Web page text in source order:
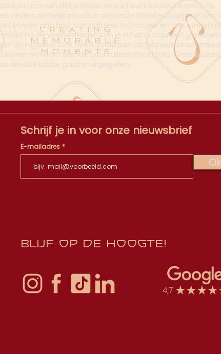
aan een dinnershow, maar heeft een leuke twist: de
vinden namelijk plaats in separate theaterzaaltjes in ons
komen aan bod, van cabaret tot muziek en van toneel tot
en/of na de voorstellingen kan je in het restaurant genieten
dining diner. Ook heeft Scala een uitgebreide
wijnen en verschillende cocktails en mocktails. Onze keuken
als de laatste gast is uitgegeten.
Schrijf je in voor onze nieuwsbrief
E-mailadres
Ok
Blijf op de hoogte!